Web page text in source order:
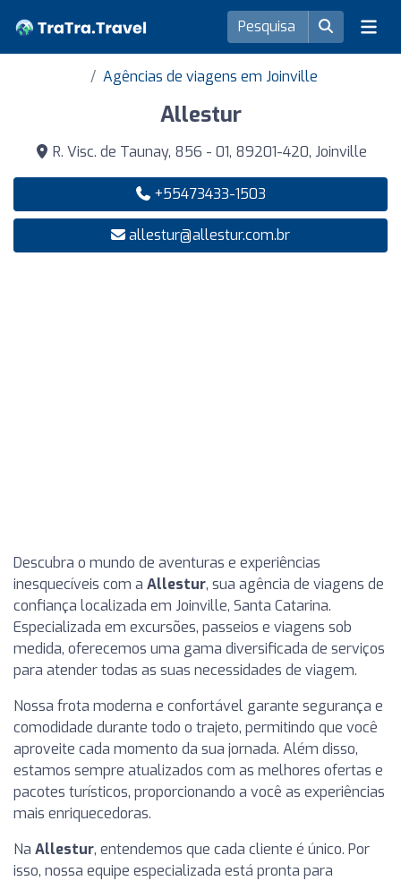
Agências de viagens em Joinville
Allestur
R. Visc. de Taunay, 856 - 01, 89201-420, Joinville
+55473433-1503
allestur@allestur.com.br
Descubra o mundo de aventuras e experiências
inesquecíveis com a Allestur, sua agência de viagens de
confiança localizada em Joinville, Santa Catarina.
Especializada em excursões, passeios e viagens sob
medida, oferecemos uma gama diversificada de serviços
para atender todas as suas necessidades de viagem.
Nossa frota moderna e confortável garante segurança e
comodidade durante todo o trajeto, permitindo que você
aproveite cada momento da sua jornada. Além disso,
estamos sempre atualizados com as melhores ofertas e
pacotes turísticos, proporcionando a você as experiências
mais enriquecedoras.
Na Allestur, entendemos que cada cliente é único. Por
isso, nossa equipe especializada está pronta para